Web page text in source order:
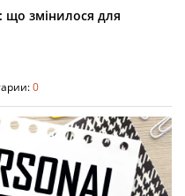
що змінилося для
0